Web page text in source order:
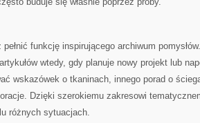
funkcję inspirującego archiwum
wtedy, gdy planuje nowy projekt lub
wskazówek o tkaninach, innego porad o
Dzięki szerokiemu zakresowi
różnych sytuacjach.